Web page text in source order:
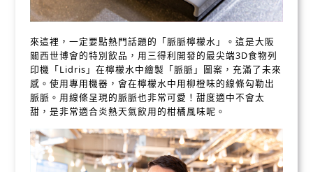
來這裡，一定要點熱門話題的「脈脈檸檬水」。這是大阪
關西世博會的特別飲品，用三得利開發的最尖端3D食物列
印機「Lidris」在檸檬水中繪製「脈脈」圖案，充滿了未來
感。使用專用機器，會在檸檬水中用柳橙味的線條勾勒出
脈脈。用線條呈現的脈脈也非常可愛！甜度適中不會太
甜，是非常適合炎熱天氣飲用的柑橘風味呢。